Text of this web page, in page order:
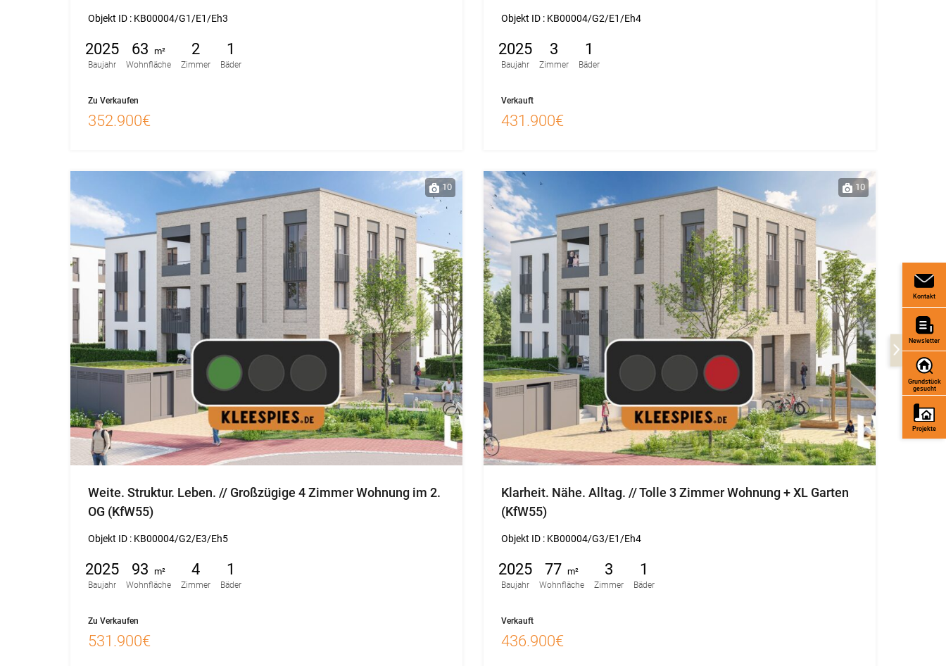
Objekt ID : KB00004/G1/E1/Eh3
Baujahr
2025
Wohnfläche
63 m²
Zimmer
2
Bäder
1
Zu Verkaufen
352.900€
Objekt ID : KB00004/G2/E1/Eh4
Baujahr
2025
Zimmer
3
Bäder
1
Verkauft
431.900€
10
Weite. Struktur. Leben. // Großzügige 4 Zimmer Wohnung im 2.
OG (KfW55)
Objekt ID : KB00004/G2/E3/Eh5
Baujahr
2025
Wohnfläche
93 m²
Zimmer
4
Bäder
1
Zu Verkaufen
531.900€
10
Verkauft
Klarheit. Nähe. Alltag. // Tolle 3 Zimmer Wohnung + XL Garten
(KfW55)
Objekt ID : KB00004/G3/E1/Eh4
Baujahr
2025
Wohnfläche
77 m²
Zimmer
3
Bäder
1
Verkauft
436.900€
Kontakt
Newsletter
Grundstück
gesucht
Projekte